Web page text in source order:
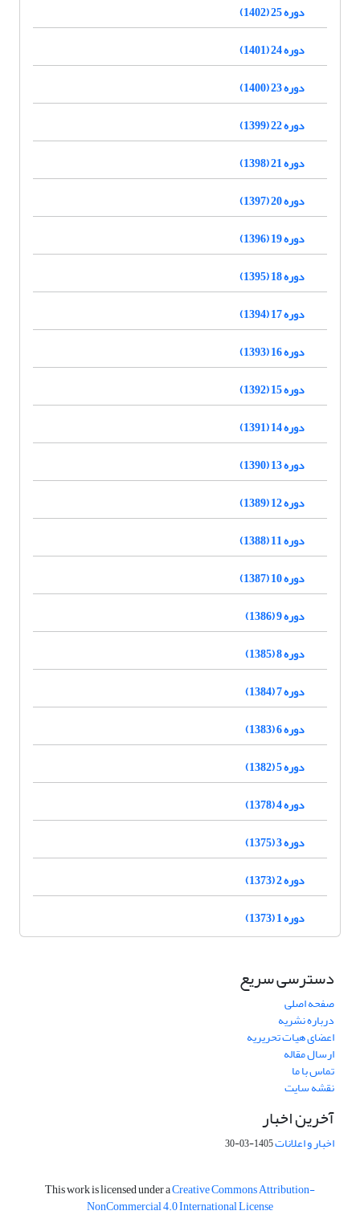
دوره 25 (1402)
دوره 24 (1401)
دوره 23 (1400)
دوره 22 (1399)
دوره 21 (1398)
دوره 20 (1397)
دوره 19 (1396)
دوره 18 (1395)
دوره 17 (1394)
دوره 16 (1393)
دوره 15 (1392)
دوره 14 (1391)
دوره 13 (1390)
دوره 12 (1389)
دوره 11 (1388)
دوره 10 (1387)
دوره 9 (1386)
دوره 8 (1385)
دوره 7 (1384)
دوره 6 (1383)
دوره 5 (1382)
دوره 4 (1378)
دوره 3 (1375)
دوره 2 (1373)
دوره 1 (1373)
دسترسی سریع
صفحه اصلی
درباره نشریه
اعضای هیات تحریریه
ارسال مقاله
تماس با ما
نقشه سایت
آخرین اخبار
اخبار و اعلانات1405-03-30
This work is licensed under aCreative Commons Attribution-
NonCommercial 4.0 International License